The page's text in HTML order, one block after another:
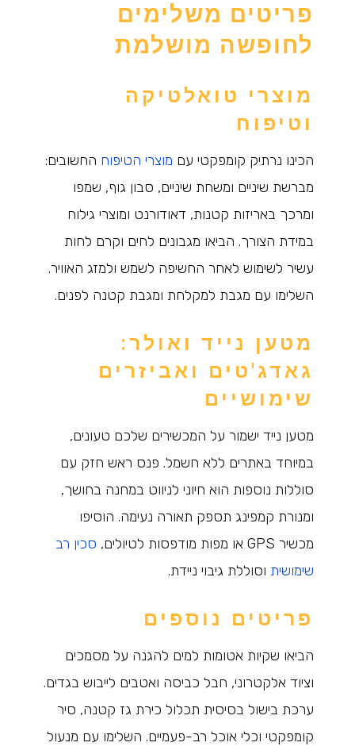
פריטים משלימים
לחופשה מושלמת
מוצרי טואלטיקה
וטיפוח
הכינו נרתיק קומפקטי עם מוצרי הטיפוח החשובים:
מברשת שיניים ומשחת שיניים, סבון גוף, שמפו
ומרכך באריזות קטנות, דאודורנט ומוצרי גילוח
במידת הצורך. הביאו מגבונים לחים וקרם לחות
עשיר לשימוש לאחר החשיפה לשמש ולמזג האוויר.
השלימו עם מגבת למקלחת ומגבת קטנה לפנים.
מטען נייד ואולר:
גאדג'טים ואביזרים
שימושיים
מטען נייד ישמור על המכשירים שלכם טעונים,
במיוחד באתרים ללא חשמל. פנס ראש חזק עם
סוללות נוספות הוא חיוני לניווט במחנה בחושך,
ומנורת קמפינג תספק תאורה נעימה. הוסיפו
מכשיר GPS או מפות מודפסות לטיולים,
סכין רב
שימושית וסוללת גיבוי ניידת.
פריטים נוספים
הביאו שקיות אטומות למים להגנה על מסמכים
וציוד אלקטרוני, חבל כביסה ואטבים לייבוש בגדים.
ערכת בישול בסיסית תכלול כירת גז קטנה, סיר
קומפקטי וכלי אוכל רב-פעמיים. השלימו עם מנעול